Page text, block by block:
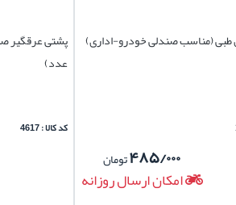
(مناسب صندلی خودرو-اداری)
۴۸۵/۰۰۰تومان
امکان ارسال روزانه
پشتی عرقگیر
عدد)
کد کالا : 4617